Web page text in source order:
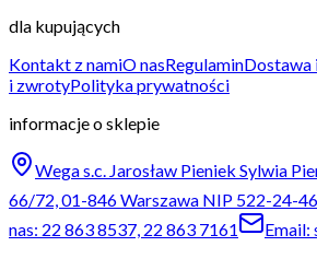
dla kupujących
Kontakt z namiO nasRegulaminDostawa
i zwrotyPolityka prywatności
informacje o sklepie
Wega s.c. Jarosław Pieniek Sylwia
66/72, 01-846 Warszawa NIP 522-24-
nas: 22 863 8537, 22 863 7161
Email: